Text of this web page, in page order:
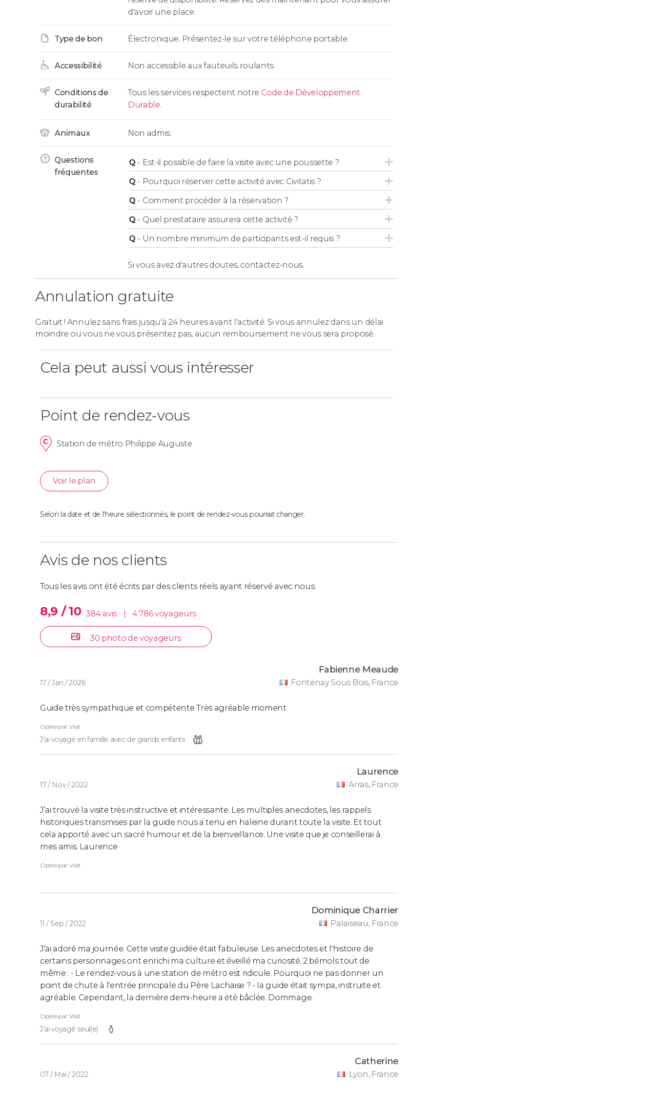
lesquelles des âmes errantes auraient été aperçues dans les rues du quartier au cœur de
La visite se terminera au cimetière du Père Lachaise.
d'avoir une place.
Type de bon Électronique. Présentez-le sur votre téléphone portable.
Accessibilité Non accessible aux fauteuils roulants.
Conditions de
durabilité
Tous les services respectent notre Code de Développement
Durable.
Animaux Non admis.
Questions
fréquentes
Q - Est-il possible de faire la visite avec une poussette ?
Q - Pourquoi réserver cette activité avec Civitatis ?
Q - Comment procéder à la réservation ?
Q - Quel prestataire assurera cette activité ?
Q - Un nombre minimum de participants est-il requis ?
Si vous avez d'autres doutes, contactez-nous.
Annulation gratuite
Gratuit ! Annulez sans frais jusqu'à 24 heures avant l'activité. Si vous annulez dans un délai
moindre ou vous ne vous présentez pas, aucun remboursement ne vous sera proposé.
Cela peut aussi vous intéresser
Point de rendez-vous
Station de métro Philippe Auguste
Voir le plan
Selon la date et de l'heure sélectionnés, le point de rendez-vous pourrait changer.
Avis de nos clients
Tous les avis ont été écrits par des clients réels ayant réservé avec nous.
8,9 / 10 384 avis 4 786 voyageurs
30 photo de voyageurs
17 / Jan / 2026
Fabienne Meaude
Fontenay Sous Bois, France
Guide très sympathique et compétente Très agréable moment
Opéré par: Visit
J'ai voyagé en famille avec de grands enfants
17 / Nov / 2022
Laurence
Arras, France
J’ai trouvé la visite très instructive et intéressante. Les multiples anecdotes, les rappels
historiques transmises par la guide nous a tenu en haleine durant toute la visite. Et tout
cela apporté avec un sacré humour et de la bienveillance. Une visite que je conseillerai à
mes amis. Laurence
Opéré par: Visit
11 / Sep / 2022
Dominique Charrier
Palaiseau, France
J'ai adoré ma journée. Cette visite guidée était fabuleuse. Les anecdotes et l'histoire de
certains personnages ont enrichi ma culture et éveillé ma curiosité. 2 bémols tout de
même : - Le rendez-vous à une station de métro est ridicule. Pourquoi ne pas donner un
point de chute à l'entrée principale du Père Lachaise ? - la guide était sympa, instruite et
agréable. Cependant, la dernière demi-heure a été bâclée. Dommage.
Opéré par: Visit
J'ai voyagé seul(e)
07 / Mai / 2022
Catherine
Lyon, France